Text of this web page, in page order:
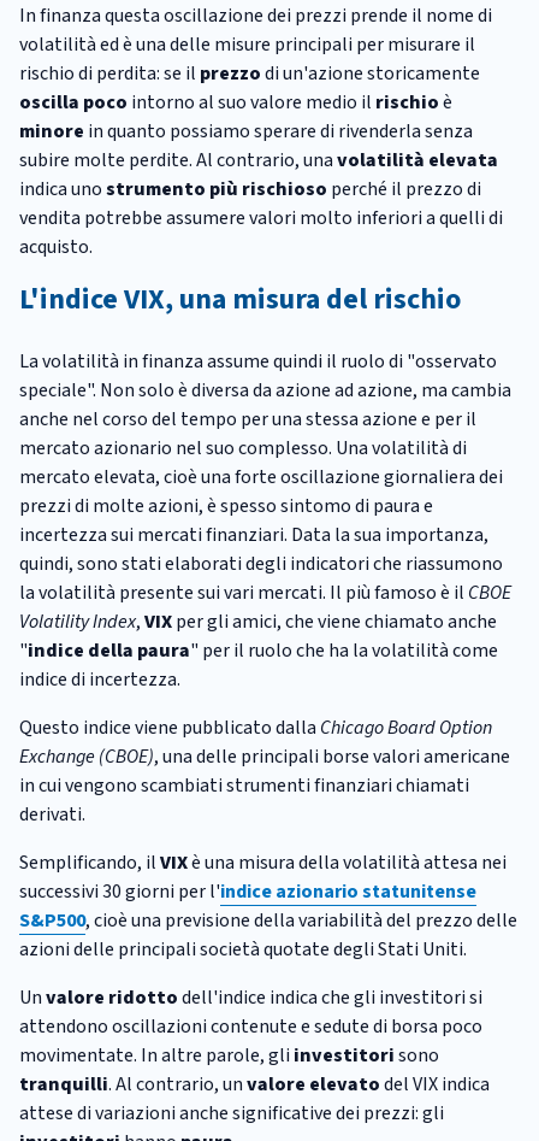
In finanza questa oscillazione dei prezzi prende il nome di
volatilità ed è una delle misure principali per misurare il
rischio di perdita: se il prezzodi un'azione storicamente
oscilla poco intorno al suo valore medio il rischioè
minore in quanto possiamo sperare di rivenderla senza
subire molte perdite. Al contrario, unavolatilità elevata
indica unostrumento più rischioso perché il prezzo di
vendita potrebbe assumere valori molto inferiori a quelli di
acquisto.
L'indice VIX, una misura del rischio
La volatilità in finanza assume quindi il ruolo di "osservato
speciale". Non solo è diversa da azione ad azione, ma cambia
anche nel corso del tempo per una stessa azione e per il
mercato azionario nel suo complesso. Una volatilità di
mercato elevata, cioè una forte oscillazione giornaliera dei
prezzi di molte azioni, è spesso sintomo di paura e
incertezza sui mercati finanziari. Data la sua importanza,
quindi, sono stati elaborati degli indicatori che riassumono
la volatilità presente sui vari mercati. Il più famoso è il CBOE
Volatility Index,VIXper gli amici, che viene chiamato anche
"indice della paura" per il ruolo che ha la volatilità come
indice di incertezza.
Questo indice viene pubblicato dalla Chicago Board Option
Exchange (CBOE), una delle principali borse valori americane
in cui vengono scambiati strumenti finanziari chiamati
derivati.
Semplificando, ilVIXè una misura della volatilità attesa nei
successivi 30 giorni per l'indice azionario statunitense
S&P500, cioè una previsione della variabilità del prezzo delle
azioni delle principali società quotate degli Stati Uniti.
Unvalore ridottodell'indice indica che gli investitori si
attendono oscillazioni contenute e sedute di borsa poco
movimentate. In altre parole, gli investitorisono
tranquilli. Al contrario, unvalore elevatodel VIX indica
attese di variazioni anche significative dei prezzi: gli